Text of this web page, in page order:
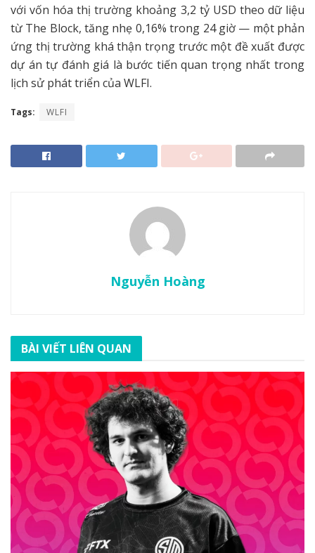
với vốn hóa thị trường khoảng 3,2 tỷ USD theo dữ liệu
từ The Block, tăng nhẹ 0,16% trong 24 giờ — một phản
ứng thị trường khá thận trọng trước một đề xuất được
dự án tự đánh giá là bước tiến quan trọng nhất trong
lịch sử phát triển của WLFI.
Tags: WLFI
Nguyễn Hoàng
BÀI VIẾT LIÊN QUAN